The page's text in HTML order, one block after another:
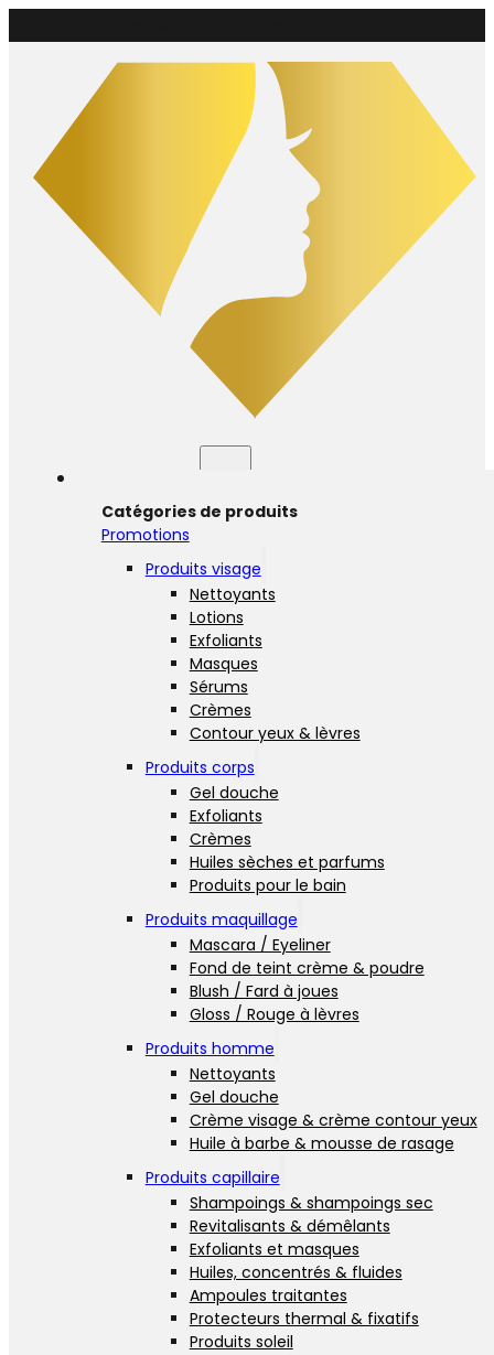
Catégories de produits
Promotions
Produits visage
Nettoyants
Lotions
Exfoliants
Masques
Sérums
Crèmes
Contour yeux & lèvres
Produits corps
Gel douche
Exfoliants
Crèmes
Huiles sèches et parfums
Produits pour le bain
Produits maquillage
Mascara / Eyeliner
Fond de teint crème & poudre
Blush / Fard à joues
Gloss / Rouge à lèvres
Produits homme
Nettoyants
Gel douche
Crème visage & crème contour yeux
Huile à barbe & mousse de rasage
Produits capillaire
Shampoings & shampoings sec
Revitalisants & démêlants
Exfoliants et masques
Huiles, concentrés & fluides
Ampoules traitantes
Protecteurs thermal & fixatifs
Produits soleil